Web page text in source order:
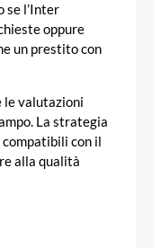
se l’Inter
oppure
un prestito con
le valutazioni
La strategia
con il
alla qualità